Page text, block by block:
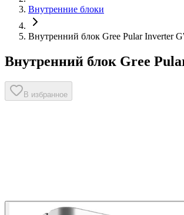
Внутренние блоки
Внутренний блок Gree Pular Inverter
Внутренний блок Gree
В избранное